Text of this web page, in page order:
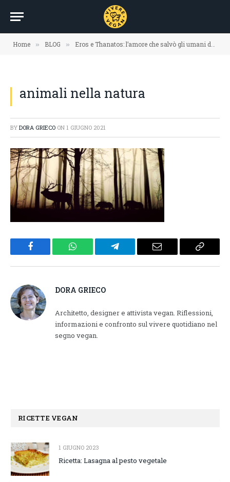
Home » BLOG » Eros e Thanatos: l’amore che salvò gli umani dalla distruzione
animali nella natura
BY DORA GRIECO ON 1 GIUGNO 2021
Facebook WhatsApp Telegram Email
Copy
DORA GRIECO
Architetto, designer e attivista vegan. Riflessioni,
informazioni e confronto sul vivere quotidiano nel
segno vegan.
RICETTE VEGAN
1 GIUGNO 2023
Ricetta: Lasagna al pesto vegetale